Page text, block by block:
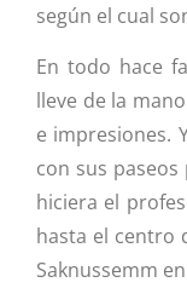
según el cual
En todo hace
lleve de la
e impresiones.
con sus
hiciera el
hasta el centro
Saknussemm